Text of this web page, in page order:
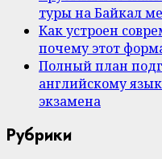
туры на Байкал
Как устроен
почему этот
Полный план
английскому
экзамена
Рубрики